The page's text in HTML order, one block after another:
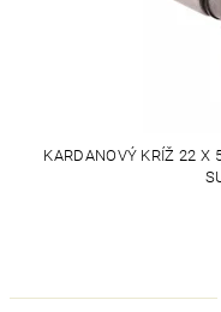
KARDANOVÝ KRÍŽ 22 X